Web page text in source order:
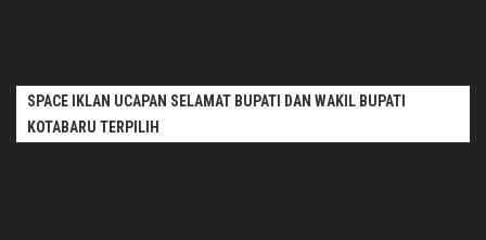
SPACE IKLAN UCAPAN SELAMAT BUPATI DAN WAKIL BUPATI
KOTABARU TERPILIH